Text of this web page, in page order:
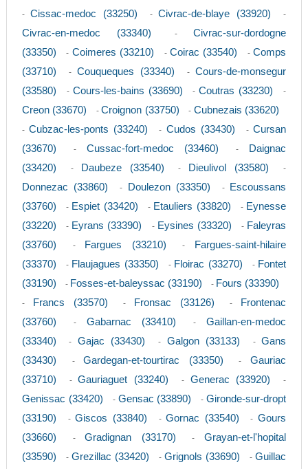
-Cissac-medoc (33250) -Civrac-de-blaye (33920) -
Civrac-en-medoc (33340) -Civrac-sur-dordogne
(33350)
- Coimeres (33210) - Coirac (33540) -Comps
(33710)
- Couqueques (33340) -Cours-de-monsegur
(33580)
- Cours-les-bains (33690) -Coutras (33230) -
Creon (33670) -Croignon (33750) - Cubnezais (33620)
-Cubzac-les-ponts (33240) - Cudos (33430) -Cursan
(33670)
- Cussac-fort-medoc (33460) -
Daignac
(33420)
- Daubeze (33540) - Dieulivol (33580) -
Donnezac (33860) - Doulezon (33350) -
Escoussans
(33760)
- Espiet (33420) - Etauliers (33820) - Eynesse
(33220)
- Eyrans (33390) - Eysines (33320) - Faleyras
(33760)
- Fargues (33210) -
Fargues-saint-hilaire
(33370)
- Flaujagues (33350) - Floirac (33270) - Fontet
(33190)
- Fosses-et-baleyssac (33190) - Fours (33390)
- Francs (33570) - Fronsac (33126) -
Frontenac
(33760)
- Gabarnac (33410) -Gaillan-en-medoc
(33340)
- Gajac (33430) - Galgon (33133) -Gans
(33430)
-Gardegan-et-tourtirac (33350) -Gauriac
(33710)
-Gauriaguet (33240) - Generac (33920) -
Genissac (33420) - Gensac (33890) -Gironde-sur-dropt
(33190)
-Giscos (33840) -Gornac (33540) -Gours
(33660)
-Gradignan (33170) -Grayan-et-l'hopital
(33590)
- Grezillac (33420) -Grignols (33690) -Guillac